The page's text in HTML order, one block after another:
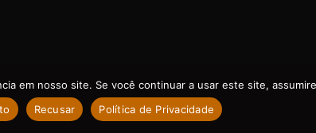
DESENVOLVIDO POR ASSECONT.
em nosso site. Se você continuar a usar este site,
Recusar Política de Privacidade